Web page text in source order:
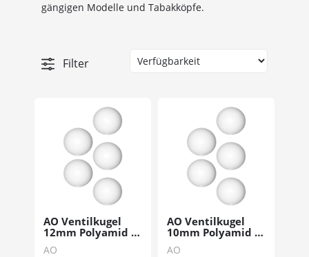
gängigen Modelle und Tabakköpfe.
Filter
AO Ventilkugel
12mm Polyamid 5
Stk.
AO
AO Ventilkugel
10mm Polyamid 5
Stk.
AO